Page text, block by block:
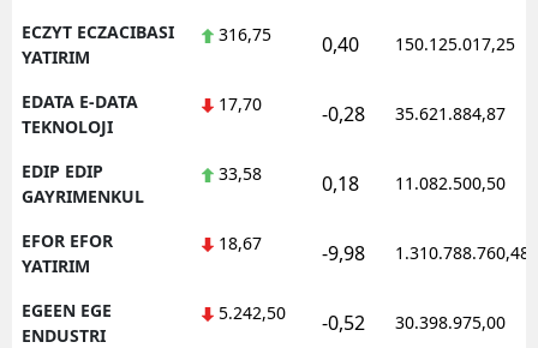
ECZYT ECZACIBASI
YATIRIM
316,75 0,40 150.125.017,25
EDATA E-DATA
TEKNOLOJI
17,70 -0,28 35.621.884,87
EDIP EDIP
GAYRIMENKUL
33,58 0,18 11.082.500,50
EFOR EFOR
YATIRIM
18,67 -9,98 1.310.788.760,48
EGEEN EGE
ENDUSTRI
5.242,50 -0,52 30.398.975,00